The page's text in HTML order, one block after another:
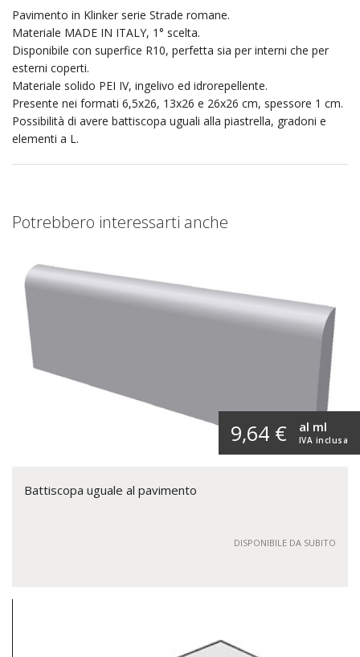
Pavimento in Klinker serie Strade romane.
Materiale MADE IN ITALY, 1° scelta.
Disponibile con superfice R10, perfetta sia per interni che per
esterni coperti.
Materiale solido PEI IV, ingelivo ed idrorepellente.
Presente nei formati 6,5x26, 13x26 e 26x26 cm, spessore 1 cm.
Possibilità di avere battiscopa uguali alla piastrella, gradoni e
elementi a L.
Potrebbero interessarti anche
9,64 € IVA inclusa
al ml
Battiscopa uguale al pavimento
DISPONIBILE DA SUBITO